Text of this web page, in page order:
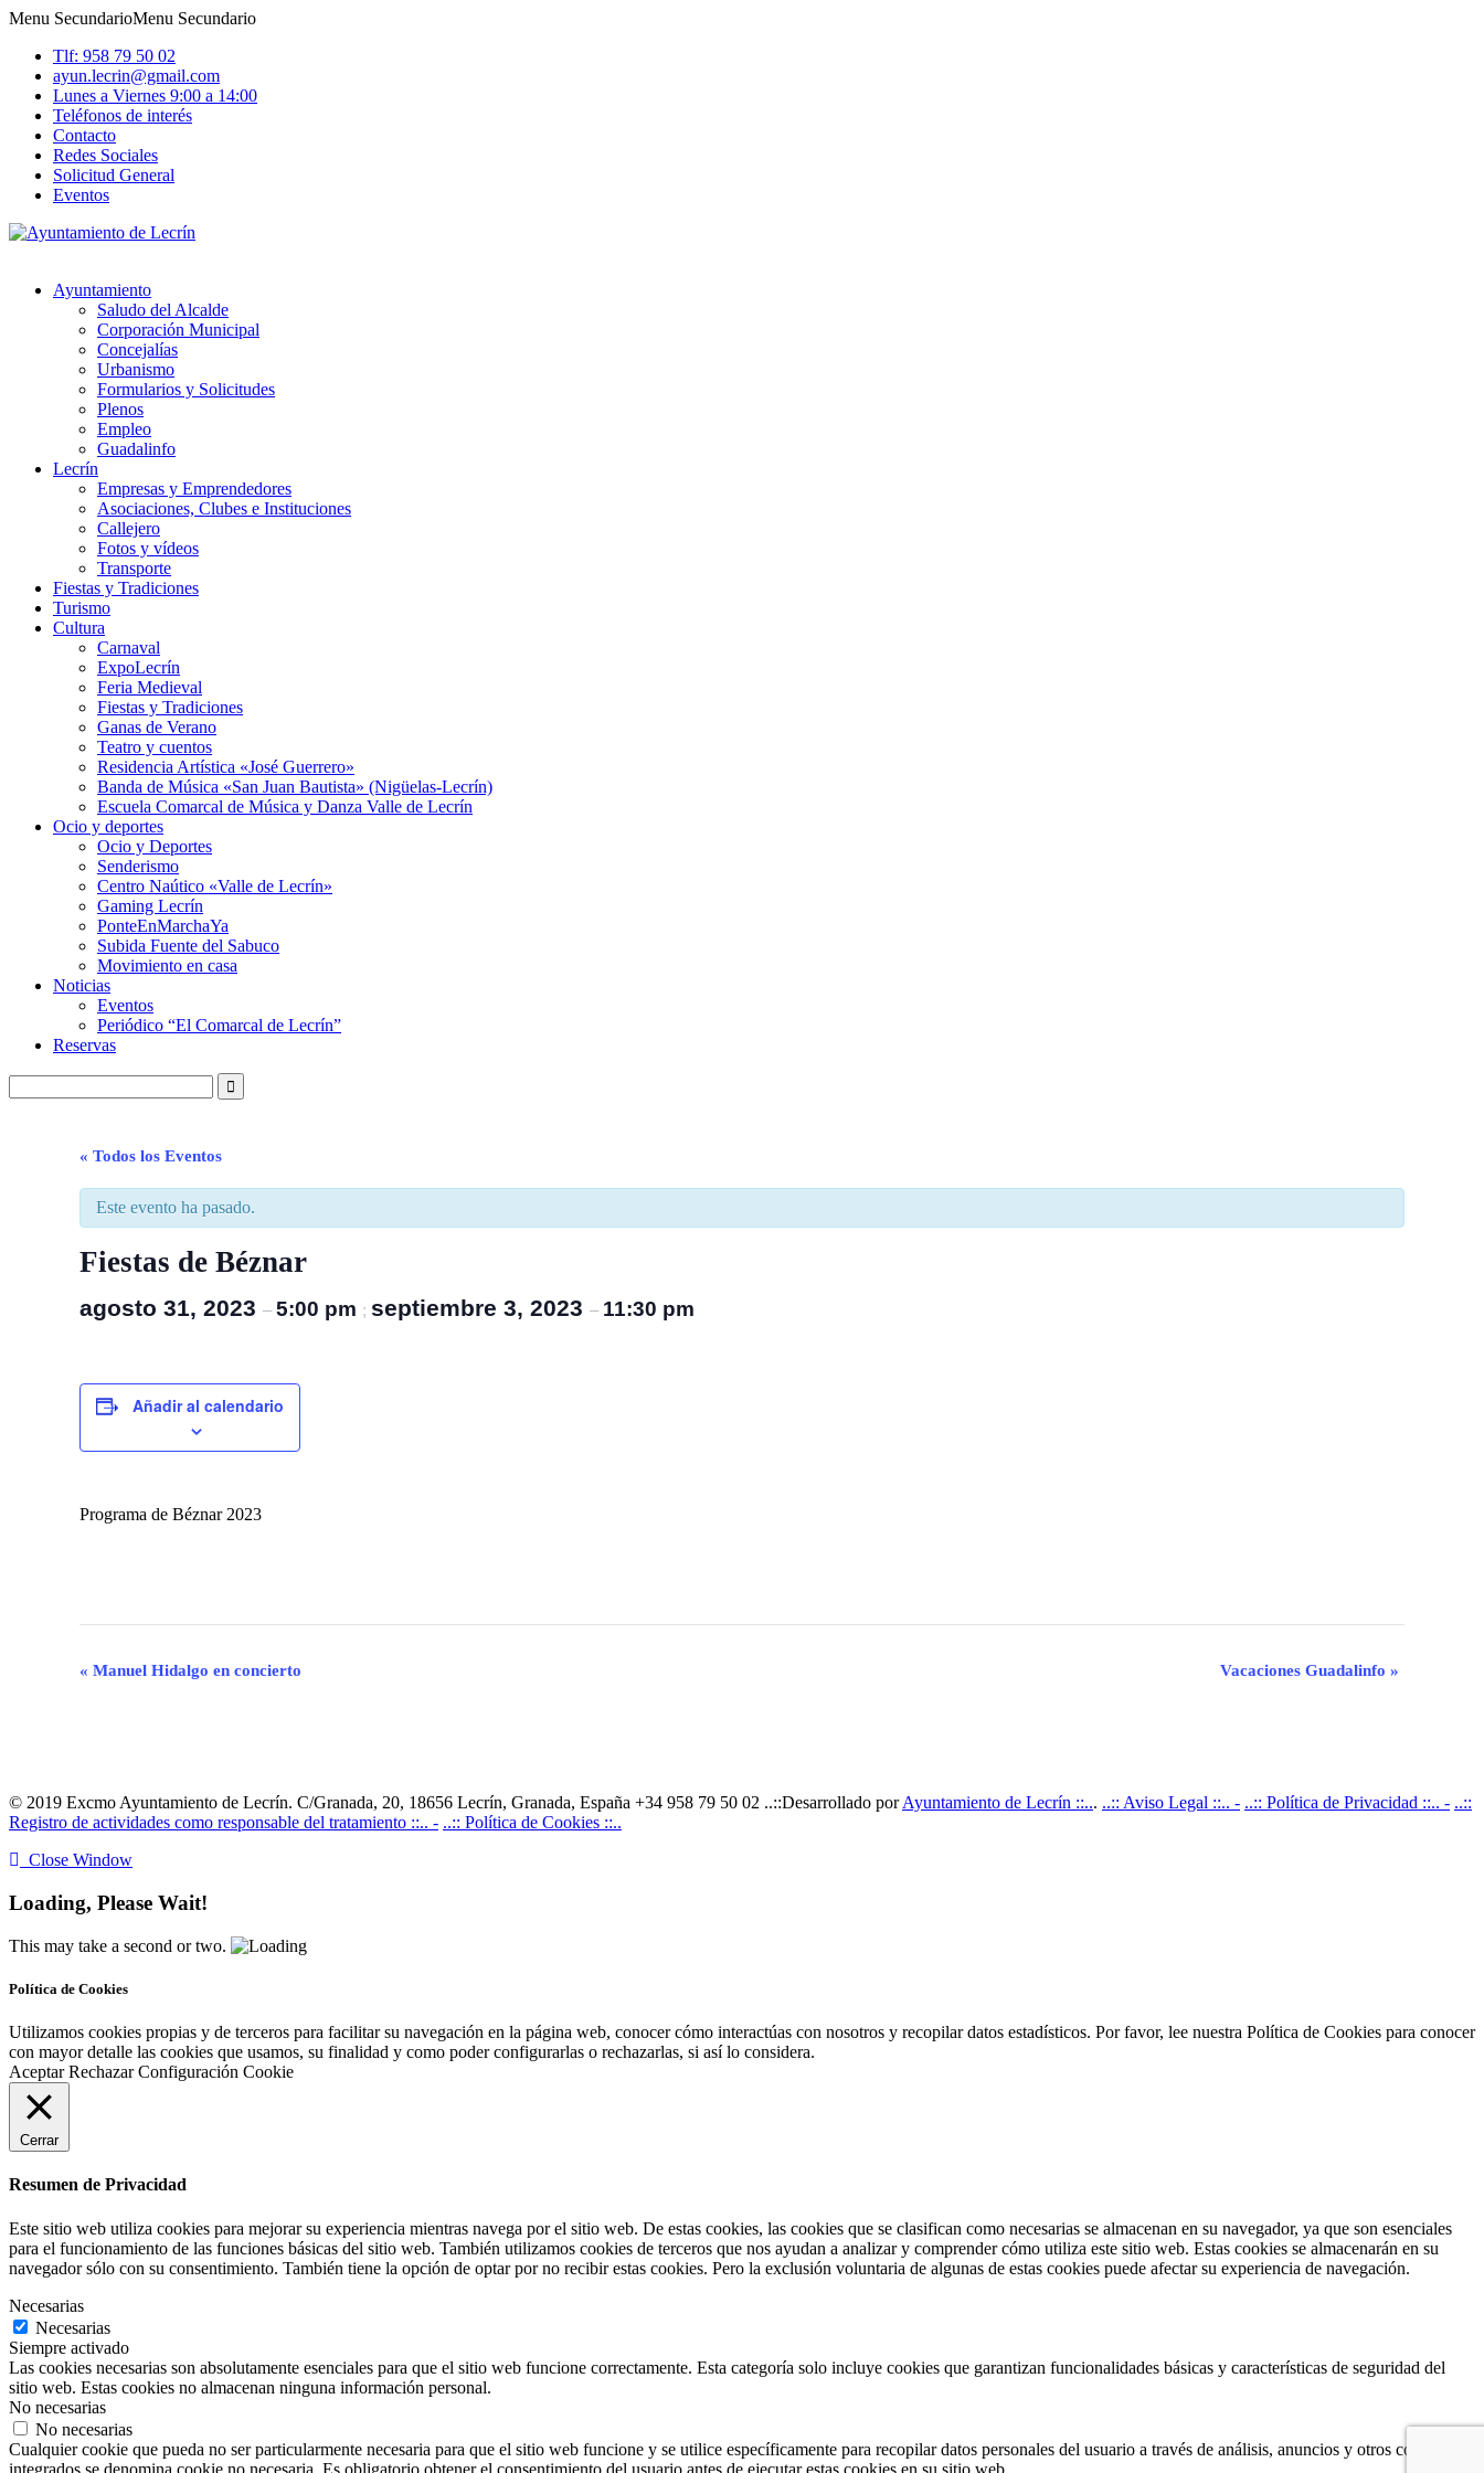
Menu SecundarioMenu Secundario
Tlf: 958 79 50 02
ayun.lecrin@gmail.com
Lunes a Viernes 9:00 a 14:00
Teléfonos de interés
Contacto
Redes Sociales
Solicitud General
Eventos
Ayuntamiento
Saludo del Alcalde
Corporación Municipal
Concejalías
Urbanismo
Formularios y Solicitudes
Plenos
Empleo
Guadalinfo
Lecrín
Empresas y Emprendedores
Asociaciones, Clubes e Instituciones
Callejero
Fotos y vídeos
Transporte
Fiestas y Tradiciones
Turismo
Cultura
Carnaval
ExpoLecrín
Feria Medieval
Fiestas y Tradiciones
Ganas de Verano
Teatro y cuentos
Residencia Artística «José Guerrero»
Banda de Música «San Juan Bautista» (Nigüelas-Lecrín)
Escuela Comarcal de Música y Danza Valle de Lecrín
Ocio y deportes
Ocio y Deportes
Senderismo
Centro Naútico «Valle de Lecrín»
Gaming Lecrín
PonteEnMarchaYa
Subida Fuente del Sabuco
Movimiento en casa
Noticias
Eventos
Periódico “El Comarcal de Lecrín”
Reservas
« Todos los Eventos
Este evento ha pasado.
Fiestas de Béznar
agosto 31, 2023 – 5:00 pm ; septiembre 3, 2023 – 11:30 pm
Añadir al calendario
Programa de Béznar 2023
Navegación
« Manuel Hidalgo en concierto Vacaciones Guadalinfo »
© 2019 Excmo Ayuntamiento de Lecrín. C/Granada, 20, 18656 Lecrín, Granada, España +34 958 79 50 02 ..::Desarrollado porAyuntamiento de Lecrín ::... ..:: Aviso Legal ::.. - ..:: Política de Privacidad ::.. - ..::
Registro de actividades como responsable del tratamiento ::.. - ..:: Política de Cookies ::..
Close Window
Loading, Please Wait!
This may take a second or two.
Política de Cookies
Utilizamos cookies propias y de terceros para facilitar su navegación en la página web, conocer cómo interactúas con nosotros y recopilar datos estadísticos. Por favor, lee nuestra Política de Cookies para conocer
con mayor detalle las cookies que usamos, su finalidad y como poder configurarlas o rechazarlas, si así lo considera.
Aceptar Rechazar Configuración Cookie
Cerrar
Resumen de Privacidad
Este sitio web utiliza cookies para mejorar su experiencia mientras navega por el sitio web. De estas cookies, las cookies que se clasifican como necesarias se almacenan en su navegador, ya que son esenciales
para el funcionamiento de las funciones básicas del sitio web. También utilizamos cookies de terceros que nos ayudan a analizar y comprender cómo utiliza este sitio web. Estas cookies se almacenarán en su
navegador sólo con su consentimiento. También tiene la opción de optar por no recibir estas cookies. Pero la exclusión voluntaria de algunas de estas cookies puede afectar su experiencia de navegación.
Necesarias
Necesarias
Siempre activado
Las cookies necesarias son absolutamente esenciales para que el sitio web funcione correctamente. Esta categoría solo incluye cookies que garantizan funcionalidades básicas y características de seguridad del
sitio web. Estas cookies no almacenan ninguna información personal.
No necesarias
No necesarias
Cualquier cookie que pueda no ser particularmente necesaria para que el sitio web funcione y se utilice específicamente para recopilar datos personales del usuario a través de análisis, anuncios y otros contenidos
integrados se denomina cookie no necesaria. Es obligatorio obtener el consentimiento del usuario antes de ejecutar estas cookies en su sitio web.